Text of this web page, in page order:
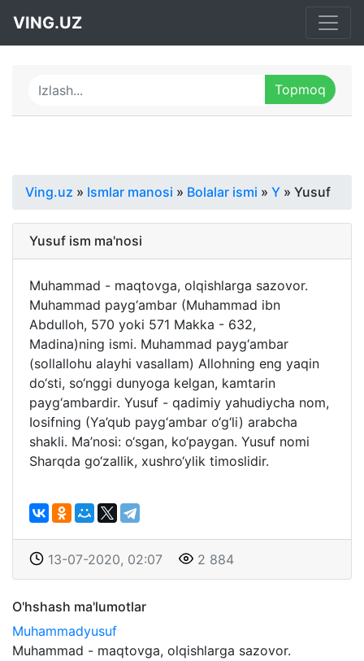
VING.UZ
Ving.uz » Ismlar manosi » Bolalar ismi » Y » Yusuf
Yusuf ism ma'nosi
Muhammad - maqtovga, olqishlarga sazovor.
Muhammad payg‘ambar (Muhammad ibn
Abdulloh, 570 yoki 571 Makka - 632,
Madina)ning ismi. Muhammad payg‘ambar
(sollallohu alayhi vasallam) Allohning eng yaqin
do‘sti, so‘nggi dunyoga kelgan, kamtarin
payg‘ambardir. Yusuf - qadimiy yahudiycha nom,
Iosifning (Ya’qub payg‘ambar o‘g‘li) arabcha
shakli. Ma’nosi: o‘sgan, ko‘paygan. Yusuf nomi
Sharqda go‘zallik, xushro‘ylik timoslidir.
13-07-2020, 02:07 2 884
O'hshash ma'lumotlar
Muhammadyusuf
Muhammad - maqtovga, olqishlarga sazovor.